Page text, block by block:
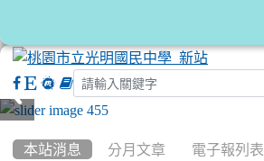
本站消息 分月文章 電子報列表